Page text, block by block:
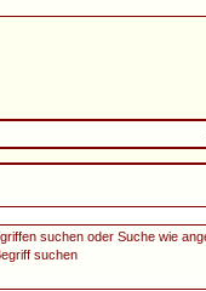
suchen oder Suche wie
suchen